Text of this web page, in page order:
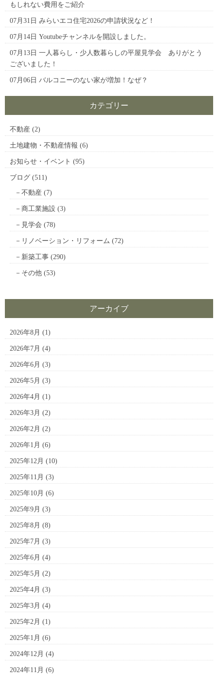
もしれない費用をご紹介
07月31日 みらいエコ住宅2026の申請状況など！
07月14日 Youtubeチャンネルを開設しました。
07月13日 一人暮らし・少人数暮らしの平屋見学会 ありがとう
ございました！
07月06日 バルコニーのない家が増加！なぜ？
カテゴリー
不動産 (2)
土地建物・不動産情報 (6)
お知らせ・イベント (95)
ブログ (511)
不動産 (7)
商工業施設 (3)
見学会 (78)
リノベーション・リフォーム (72)
新築工事 (290)
その他 (53)
アーカイブ
2026年8月 (1)
2026年7月 (4)
2026年6月 (3)
2026年5月 (3)
2026年4月 (1)
2026年3月 (2)
2026年2月 (2)
2026年1月 (6)
2025年12月 (10)
2025年11月 (3)
2025年10月 (6)
2025年9月 (3)
2025年8月 (8)
2025年7月 (3)
2025年6月 (4)
2025年5月 (2)
2025年4月 (3)
2025年3月 (4)
2025年2月 (1)
2025年1月 (6)
2024年12月 (4)
2024年11月 (6)